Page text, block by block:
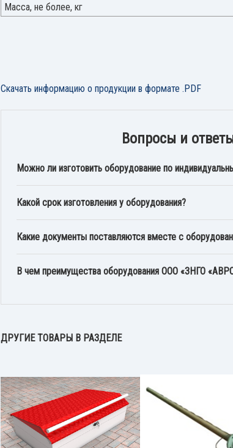
Масса, не более, кг
Скачать информацию о продукции в формате .PDF
Вопросы и
Можно ли изготовить оборудование по
Какой срок изготовления у оборудования?
Какие документы поставляются вместе с
В чем преимущества оборудования ООО «ЗНГО
ДРУГИЕ ТОВАРЫ В РАЗДЕЛЕ